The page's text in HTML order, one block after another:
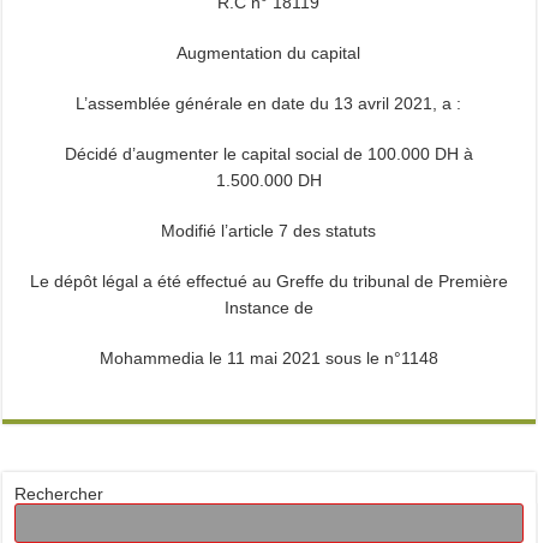
Augmentation du capital
L’assemblée générale en date du 13 avril 2021, a :
Décidé d’augmenter le capital social de 100.000 DH à
1.500.000 DH
Modifié l’article 7 des statuts
Le dépôt légal a été effectué au Greffe du tribunal de Première
Instance de
Mohammedia le 11 mai 2021 sous le n°1148
Rechercher